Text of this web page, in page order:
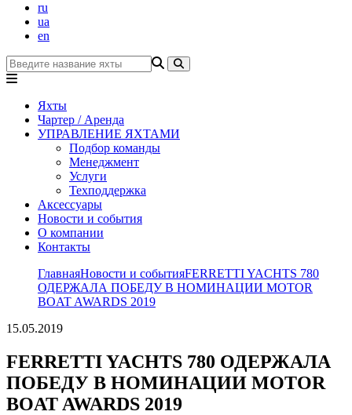
ru
ua
en
Яхты
Чартер / Аренда
УПРАВЛЕНИЕ ЯХТАМИ
Подбор команды
Менеджмент
Услуги
Техподдержка
Аксессуары
Новости и события
О компании
Контакты
ГлавнаяНовости и событияFERRETTI YACHTS 780
ОДЕРЖАЛА ПОБЕДУ В НОМИНАЦИИ MOTOR
BOAT AWARDS 2019
15.05.2019
FERRETTI YACHTS 780 ОДЕРЖАЛА
ПОБЕДУ В НОМИНАЦИИ MOTOR
BOAT AWARDS 2019